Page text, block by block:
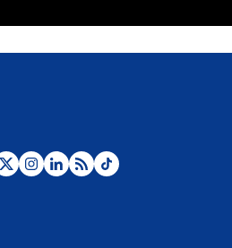
Fuerte temblor en Colombia hoy: